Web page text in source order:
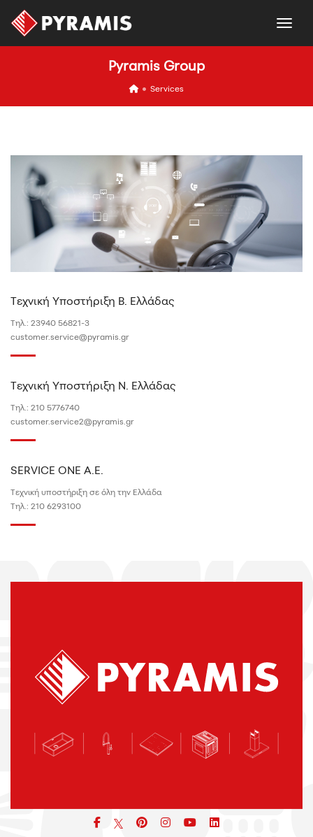
Pyramis Group
iconServices
Τεχνική Υποστήριξη Β. Ελλάδας
Τηλ.: 23940 56821-3
customer.service@pyramis.gr
Τεχνική Υποστήριξη N. Ελλάδας
Τηλ.: 210 5776740
customer.service2@pyramis.gr
SERVICE ONE A.E.
Τεχνική υποστήριξη σε όλη την Ελλάδα
Τηλ.: 210 6293100
icon iconiconiconicon